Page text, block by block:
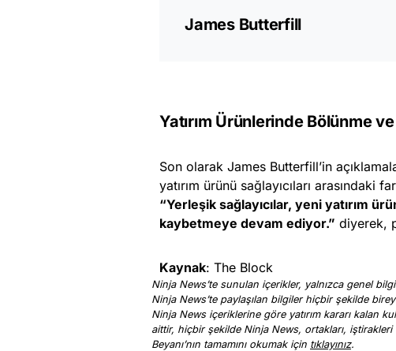
James Butterfill
Yatırım Ürünlerinde Bölünme
Son olarak James Butterfill’in
yatırım ürünü sağlayıcıları arasındaki
“Yerleşik sağlayıcılar, yeni yatırım
kaybetmeye devam ediyor.” diyerek,
Kaynak: The Block
Ninja News’te sunulan içerikler, yalnızca genel
Ninja News’te paylaşılan bilgiler hiçbir şekilde
Ninja News içeriklerine göre yatırım kararı kalan
aittir, hiçbir şekilde Ninja News, ortakları,
Beyanı’nın tamamını okumak için tıklayınız.